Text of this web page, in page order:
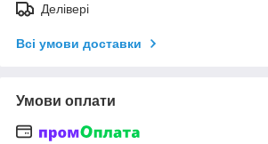
Делівері
Всі умови доставки
Умови оплати